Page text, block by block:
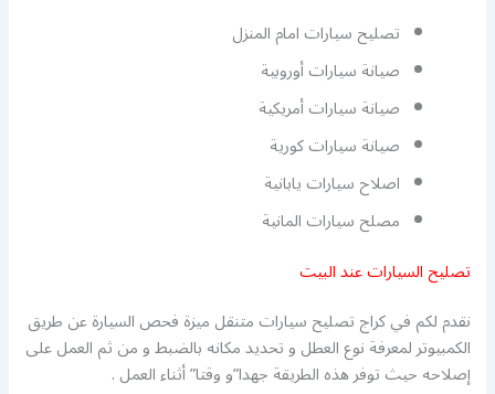
تصليح سيارات امام المنزل
صيانة سيارات أوروبية
صيانة سيارات أمريكية
صيانة سيارات كورية
اصلاح سيارات يابانية
مصلح سيارات المانية
تصليح السيارات عند البيت
نقدم لكم في كراج تصليح سيارات متنقل ميزة فحص السيارة عن طريق
الكمبيوتر لمعرفة نوع العطل و تحديد مكانه بالضبط و من ثم العمل على
إصلاحه حيث توفر هذه الطريقة جهدا”و وقتا” أثناء العمل .